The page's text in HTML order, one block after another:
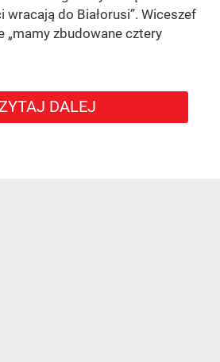
do Białorusi”. Wiceszef
„mamy zbudowane cztery
DALEJ